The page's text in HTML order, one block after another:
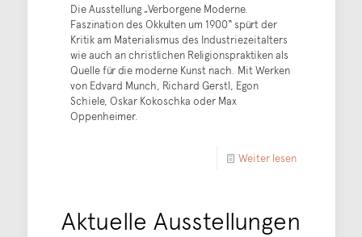
Die Ausstellung „Verborgene Moderne.
Faszination des Okkulten um 1900“ spürt der
Kritik am Materialismus des Industriezeitalters
wie auch an christlichen Religionspraktiken als
Quelle für die moderne Kunst nach. Mit Werken
von Edvard Munch, Richard Gerstl, Egon
Schiele, Oskar Kokoschka oder Max
Oppenheimer.
Weiter lesen
Aktuelle Ausstellungen